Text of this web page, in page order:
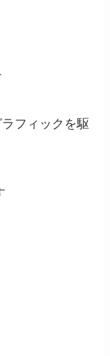
フィックを駆